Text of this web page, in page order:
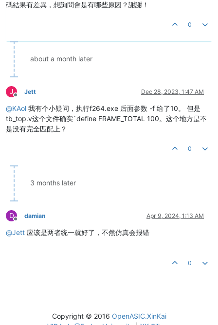
碼結果有差異，想詢問會是有哪些原因？謝謝！
0
about a month later
J
Offline
Jett Dec 28, 2023, 1:47 AM
@KAol 我有个小疑问，执行f264.exe 后面参数 -f 给了10。 但是
tb_top.v这个文件确实`define FRAME_TOTAL 100。这个地方是不
是没有完全匹配上？
0
3 months later
D
Offline
damian Apr 9, 2024, 1:13 AM
@Jett 应该是两者统一就好了，不然仿真会报错
0
Copyright © 2016 OpenASIC.XinKai